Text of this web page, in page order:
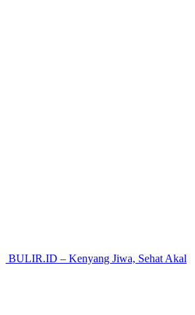
BULIR.ID – Kenyang Jiwa, Sehat Akal